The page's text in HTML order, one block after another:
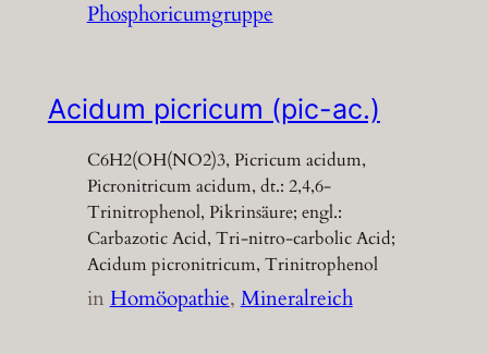
Phosphoricumgruppe
Acidum picricum (pic-ac.)
C6H2(OH(NO2)3, Picricum acidum,
Picronitricum acidum, dt.: 2,4,6-
Trinitrophenol, Pikrinsäure; engl.:
Carbazotic Acid, Tri-nitro-carbolic Acid;
Acidum picronitricum, Trinitrophenol
inHomöopathie, Mineralreich